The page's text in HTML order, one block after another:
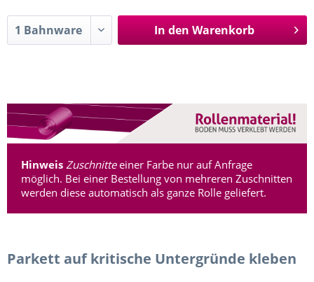
In den Warenkorb
Hinweis Zuschnitteeiner Farbe nur auf Anfrage
möglich. Bei einer Bestellung von mehreren Zuschnitten
werden diese automatisch als ganze Rolle geliefert.
Parkett auf kritische Untergründe kleben